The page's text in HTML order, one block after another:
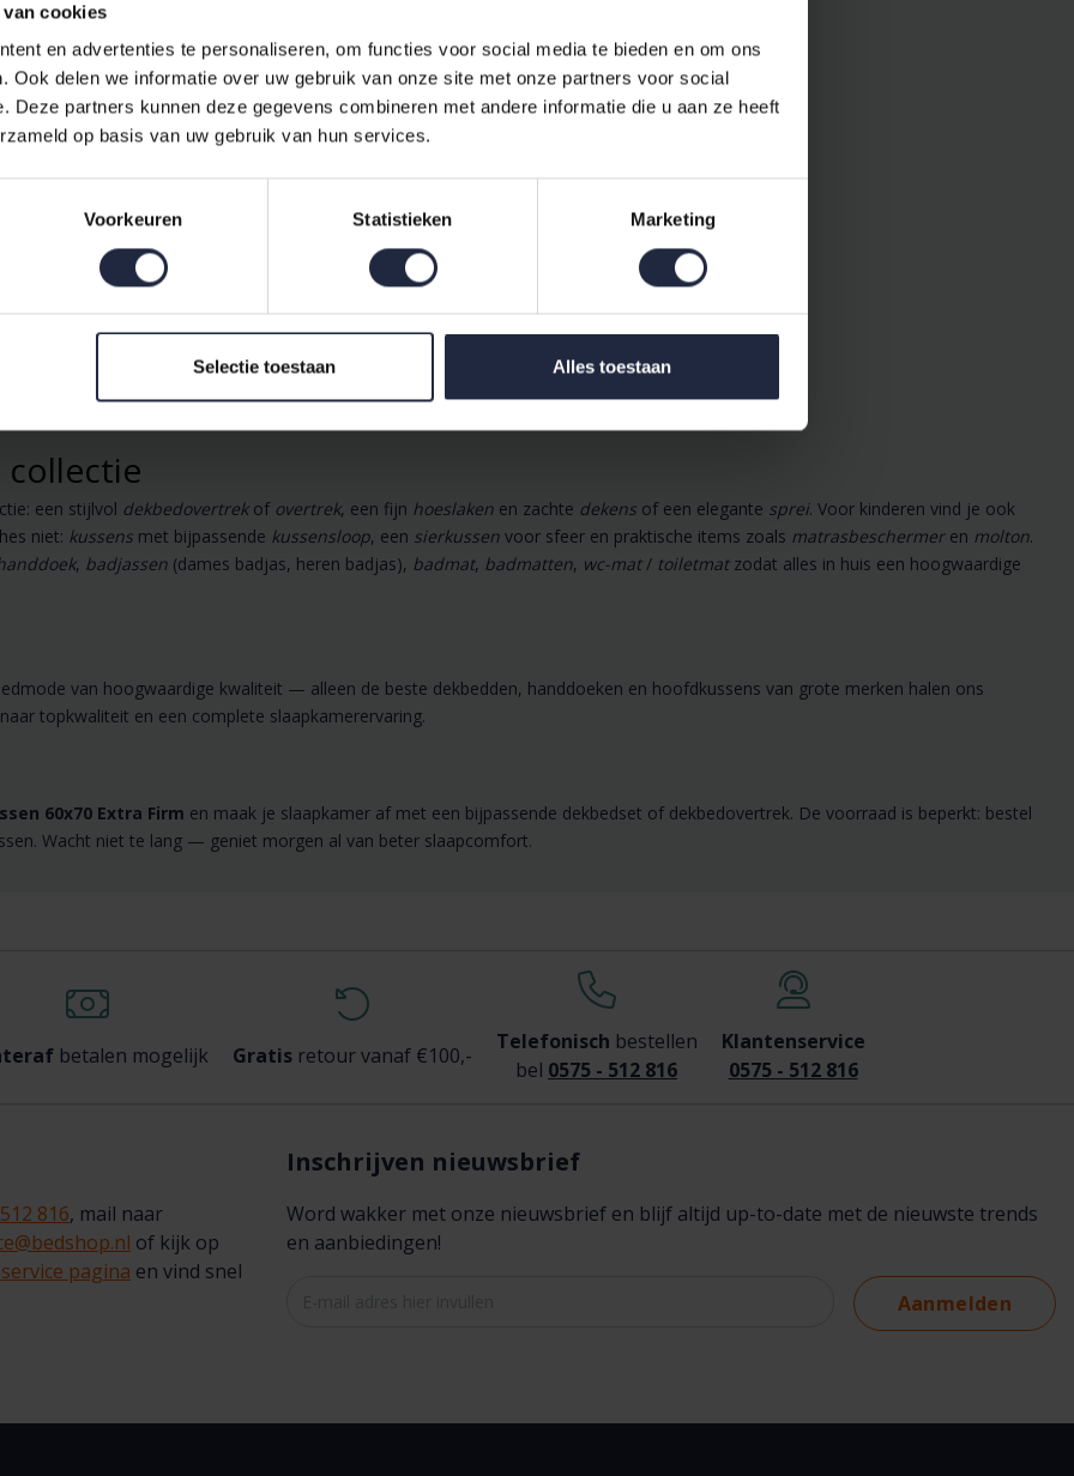
cookies
en advertenties te personaliseren, om functies voor social media te bieden en om ons
Ook delen we informatie over uw gebruik van onze site met onze partners voor social
Deze partners kunnen deze gegevens combineren met andere informatie die u aan ze heeft
op basis van uw gebruik van hun services.
Voorkeuren Statistieken Marketing
Selectie toestaan Alles toestaan
kussenslopen en kussenslopen van deze maat.
beter uit te lijnen en het hoofdstabiel te houden.
gebruik en eenvoudig te integreren in uw bedtextielroutine.
Extra Firm
prefereert
kussenhoezen
/ dekbed set en hoeslaken voor een complete slaapbeleving
molton en spreien
pip studio, essenza, pip, vossen, cawo en vandyck
een stijlvol dekbedovertrekof overtrek, een fijn hoeslaken en zachte dekens of een elegante sprei. Voor kinderen vind je ook
niet: kussens met bijpassende kussensloop, een sierkussen voor sfeer en praktische items zoals matrasbeschermeren molton.
, badjassen (dames badjas, heren badjas), badmat, badmatten, wc-mat/ toiletmatzodat alles in huis een hoogwaardige
van hoogwaardige kwaliteit — alleen de beste dekbedden, handdoeken en hoofdkussens van grote merken halen ons
topkwaliteit en een complete slaapkamerervaring.
60x70 Extra Firm en maak je slaapkamer af met een bijpassende dekbedset of dekbedovertrek. De voorraad is beperkt: bestel
Wacht niet te lang — geniet morgen al van beter slaapcomfort.
betalen mogelijk Gratisretour vanaf €100,-
Telefonisch bestellen
bel 0575 - 512 816
Klantenservice
0575 - 512 816
816, mail naar
of kijk op
pagina en vind snel
Inschrijven nieuwsbrief
Word wakker met onze nieuwsbrief en blijf altijd up-to-date met de nieuwste trends
en aanbiedingen!
Aanmelden